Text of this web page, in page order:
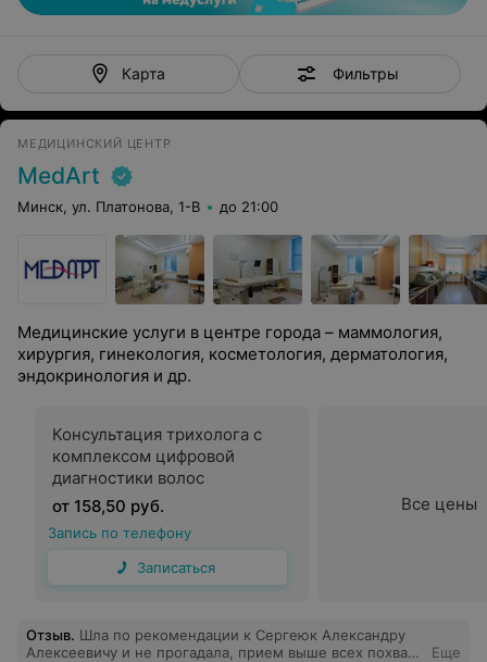
Карта Фильтры
МЕДИЦИНСКИЙ ЦЕНТР
MedArt
Минск, ул. Платонова, 1-В до 21:00
Медицинские услуги в центре города – маммология,
хирургия, гинекология, косметология, дерматология,
эндокринология и др.
Консультация трихолога с
комплексом цифровой
диагностики волос
от 158,50 руб.
Запись по телефону
Записаться
Все цены
Отзыв. Шла по рекомендации к Сергеюк Александру
Алексеевичу и не прогадала, прием выше всех похвал,
Еще